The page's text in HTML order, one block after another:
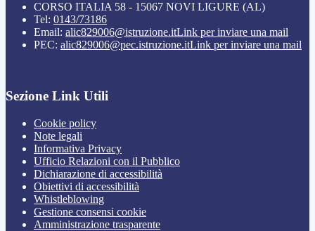
CORSO ITALIA 58 - 15067 NOVI LIGURE (AL)
Tel: 0143/73186
Email: alic829006@istruzione.itLink per inviare una mail
PEC: alic829006@pec.istruzione.itLink per inviare una mail
Sezione Link Utili
Cookie policy
Note legali
Informativa Privacy
Ufficio Relazioni con il Pubblico
Dichiarazione di accessibilità
Obiettivi di accessibilità
Whistleblowing
Gestione consensi cookie
Amministrazione trasparente